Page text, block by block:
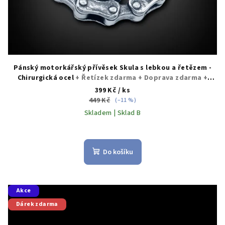
Pánský motorkářský přívěsek Skula s lebkou a řetězem -
Chirurgická ocel + Řetízek zdarma + Doprava zdarma +
Dárkové balení zdarma
399 Kč / ks
449 Kč (–11 %)
Skladem | Sklad B
Do košíku
Akce
Dárek zdarma